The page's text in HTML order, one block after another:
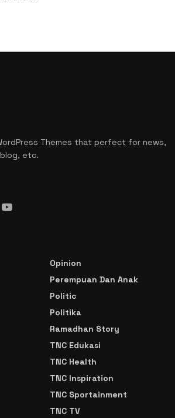
Themes that perfect for news,
etc.
Opinion
Perempuan Dan Anak
Politic
Politika
Ramadhan Story
TNC Edukasi
TNC Health
TNC Inspiration
TNC Sportainment
TNC TV